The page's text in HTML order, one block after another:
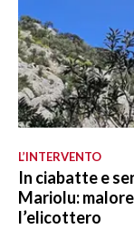
L’INTERVENTO
In ciabatte e
Mariolu:
l’elicottero